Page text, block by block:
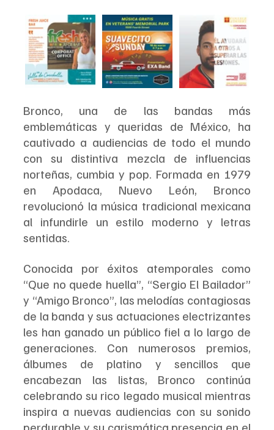
Bronco, una de las bandas más
emblemáticas y queridas de México, ha
cautivado a audiencias de todo el mundo
con su distintiva mezcla de influencias
norteñas, cumbia y pop. Formada en 1979
en Apodaca, Nuevo León, Bronco
revolucionó la música tradicional mexicana
al infundirle un estilo moderno y letras
sentidas.
Conocida por éxitos atemporales como
“Que no quede huella”, “Sergio El Bailador”
y “Amigo Bronco”, las melodías contagiosas
de la banda y sus actuaciones electrizantes
les han ganado un público fiel a lo largo de
generaciones. Con numerosos premios,
álbumes de platino y sencillos que
encabezan las listas, Bronco continúa
celebrando su rico legado musical mientras
inspira a nuevas audiencias con su sonido
perdurable y su carismática presencia en el